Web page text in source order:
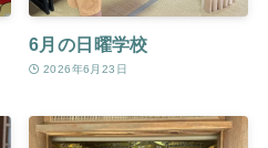
6月の日曜学校
2026年6月23日